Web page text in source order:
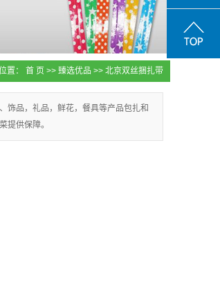
置： 首 页 >> 臻选优品 >> 北京双丝捆扎带
饰品，礼品，鲜花，餐具等产品包扎和
提供保障。